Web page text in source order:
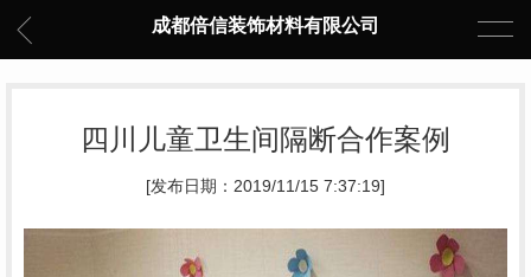
成都倍信装饰材料有限公司
四川儿童卫生间隔断合作案例
[发布日期：2019/11/15 7:37:19]